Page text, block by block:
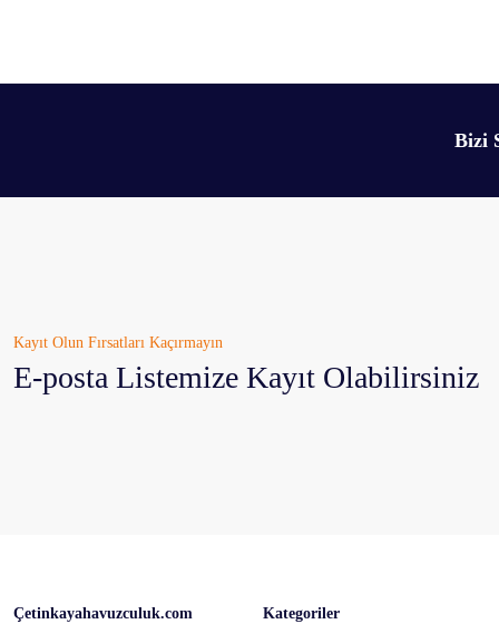
Ürün bilgilerinde hatalar bulunuyor.
Bizi
Kayıt Olun Fırsatları Kaçırmayın
E-posta Listemize Kayıt Olabilirsiniz
Çetinkayahavuzculuk.com Kategoriler